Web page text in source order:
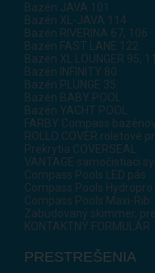
Bazén JAVA 101
Bazén XL-JAVA 114
Bazén RIVERINA 67, 106
Bazén FAST LANE 122
Bazén XL LOUNGER 95,
Bazén INFINITY 80
Bazén PLUNGE 35
Bazén BABY POOL
Bazén YACHT POOL
FARBY Compass bazénov
ROLLO COVER roletové
Prekrytia COVERSEAL
VANTAGE samočistiaci
Compass Pools LED pás
Compass Pools Hydropro
Compass Pools Maxi-Rib
Zabudovaný skimmer,
KONTAKTNÝ FORMULÁR
PRESTREŠENIA